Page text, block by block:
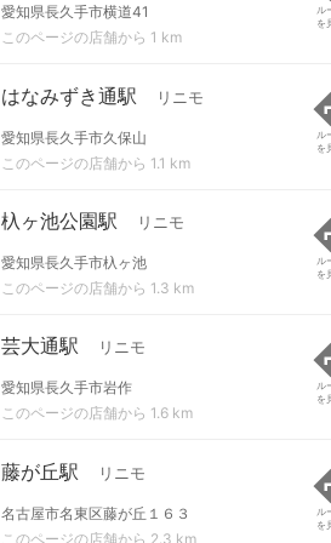
愛知県長久手市横道41
このページの店舗から 1 km
ル
を
はなみずき通駅 リニモ
愛知県長久手市久保山
このページの店舗から 1.1 km
ル
を
杁ヶ池公園駅 リニモ
愛知県長久手市杁ヶ池
このページの店舗から 1.3 km
ル
を
芸大通駅 リニモ
愛知県長久手市岩作
このページの店舗から 1.6 km
ル
を
藤が丘駅 リニモ
名古屋市名東区藤が丘１６３
このページの店舗から 2.3 km
ル
を